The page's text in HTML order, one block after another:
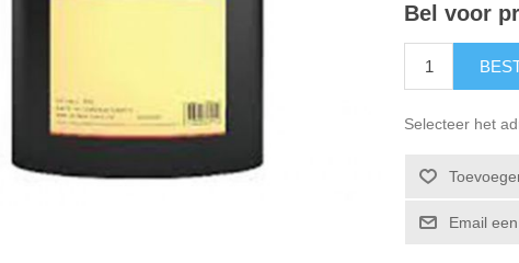
Bel voor
Selecteer het
Email